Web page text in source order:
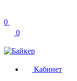
0
0
Кабинет